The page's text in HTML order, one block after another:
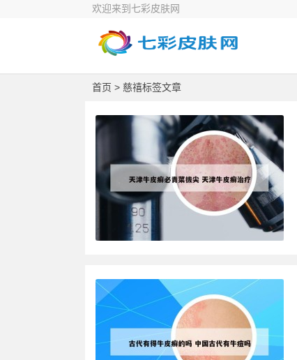
欢迎来到七彩皮肤网
首页 > 慈禧标签文章